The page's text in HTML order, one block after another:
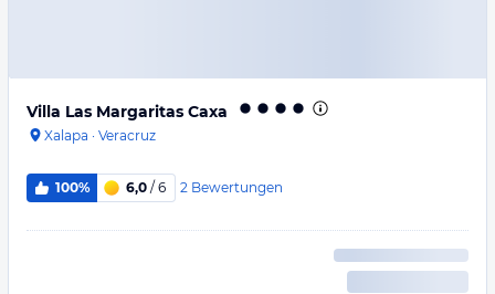
Villa Las Margaritas Caxa
Xalapa · Veracruz
100% 6,0 / 6 2 Bewertungen